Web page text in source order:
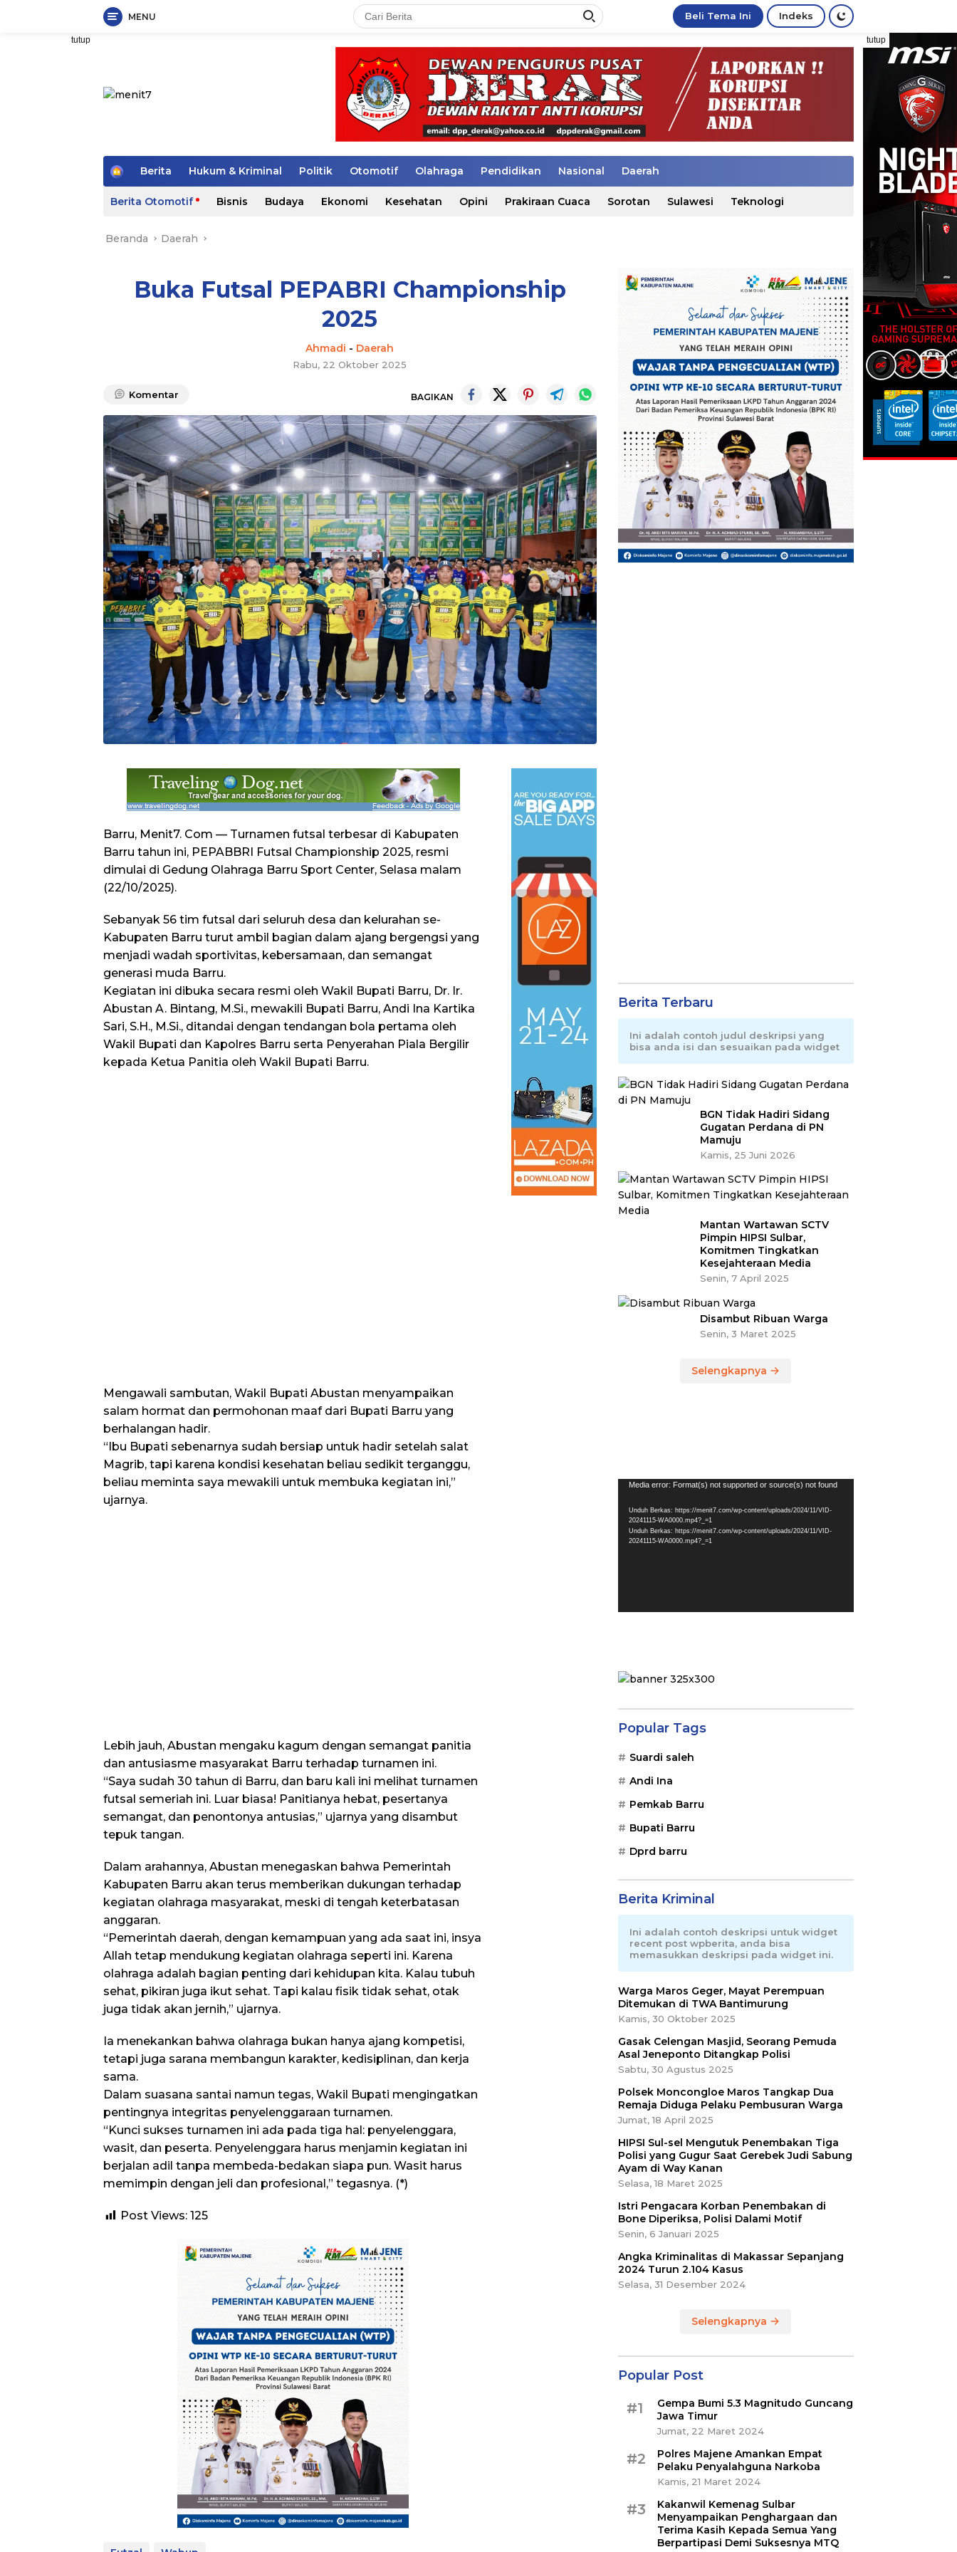
MENU Beli Tema Ini Indeks
tutup tutup
H
m
e
Berita Hukum & Kriminal Politik Otomotif Olahraga Pendidikan Nasional Daerah
Berita Otomotif Bisnis Budaya Ekonomi Kesehatan Opini Prakiraan Cuaca Sorotan Sulawesi Teknologi
Beranda Daerah
Buka Futsal PEPABRI Championship
2025
Ahmadi - Daerah
Rabu, 22 Oktober 2025
Komentar BAGIKAN
Barru, Menit7. Com — Turnamen futsal terbesar di Kabupaten
Barru tahun ini, PEPABBRI Futsal Championship 2025, resmi
dimulai di Gedung Olahraga Barru Sport Center, Selasa malam
(22/10/2025).
Sebanyak 56 tim futsal dari seluruh desa dan kelurahan se-
Kabupaten Barru turut ambil bagian dalam ajang bergengsi yang
menjadi wadah sportivitas, kebersamaan, dan semangat
generasi muda Barru.
Kegiatan ini dibuka secara resmi oleh Wakil Bupati Barru, Dr. Ir.
Abustan A. Bintang, M.Si., mewakili Bupati Barru, Andi Ina Kartika
Sari, S.H., M.Si., ditandai dengan tendangan bola pertama oleh
Wakil Bupati dan Kapolres Barru serta Penyerahan Piala Bergilir
kepada Ketua Panitia oleh Wakil Bupati Barru.
Mengawali sambutan, Wakil Bupati Abustan menyampaikan
salam hormat dan permohonan maaf dari Bupati Barru yang
berhalangan hadir.
“Ibu Bupati sebenarnya sudah bersiap untuk hadir setelah salat
Magrib, tapi karena kondisi kesehatan beliau sedikit terganggu,
beliau meminta saya mewakili untuk membuka kegiatan ini,”
ujarnya.
Lebih jauh, Abustan mengaku kagum dengan semangat panitia
dan antusiasme masyarakat Barru terhadap turnamen ini.
“Saya sudah 30 tahun di Barru, dan baru kali ini melihat turnamen
futsal semeriah ini. Luar biasa! Panitianya hebat, pesertanya
semangat, dan penontonya antusias,” ujarnya yang disambut
tepuk tangan.
Dalam arahannya, Abustan menegaskan bahwa Pemerintah
Kabupaten Barru akan terus memberikan dukungan terhadap
kegiatan olahraga masyarakat, meski di tengah keterbatasan
anggaran.
“Pemerintah daerah, dengan kemampuan yang ada saat ini, insya
Allah tetap mendukung kegiatan olahraga seperti ini. Karena
olahraga adalah bagian penting dari kehidupan kita. Kalau tubuh
sehat, pikiran juga ikut sehat. Tapi kalau fisik tidak sehat, otak
juga tidak akan jernih,” ujarnya.
Ia menekankan bahwa olahraga bukan hanya ajang kompetisi,
tetapi juga sarana membangun karakter, kedisiplinan, dan kerja
sama.
Dalam suasana santai namun tegas, Wakil Bupati mengingatkan
pentingnya integritas penyelenggaraan turnamen.
“Kunci sukses turnamen ini ada pada tiga hal: penyelenggara,
wasit, dan peserta. Penyelenggara harus menjamin kegiatan ini
berjalan adil tanpa membeda-bedakan siapa pun. Wasit harus
memimpin dengan jeli dan profesional,” tegasnya. (*)
Post Views: 125
Berita Terbaru
Ini adalah contoh judul deskripsi yang
bisa anda isi dan sesuaikan pada widget
BGN Tidak Hadiri Sidang
Gugatan Perdana di PN
Mamuju
Kamis, 25 Juni 2026
Mantan Wartawan SCTV
Pimpin HIPSI Sulbar,
Komitmen Tingkatkan
Kesejahteraan Media
Senin, 7 April 2025
Disambut Ribuan Warga
Senin, 3 Maret 2025
Selengkapnya
Pemutar
Media error: Format(s) not supported or source(s) not found
Unduh Berkas: https://menit7.com/wp-content/uploads/2024/11/VID-
20241115-WA0000.mp4?_=1
Unduh Berkas: https://menit7.com/wp-content/uploads/2024/11/VID-
20241115-WA0000.mp4?_=1
Popular Tags
Suardi saleh
Andi Ina
Pemkab Barru
Bupati Barru
Dprd barru
Berita Kriminal
Ini adalah contoh deskripsi untuk widget
recent post wpberita, anda bisa
memasukkan deskripsi pada widget ini.
Warga Maros Geger, Mayat Perempuan
Ditemukan di TWA Bantimurung
Kamis, 30 Oktober 2025
Gasak Celengan Masjid, Seorang Pemuda
Asal Jeneponto Ditangkap Polisi
Sabtu, 30 Agustus 2025
Polsek Moncongloe Maros Tangkap Dua
Remaja Diduga Pelaku Pembusuran Warga
Jumat, 18 April 2025
HIPSI Sul-sel Mengutuk Penembakan Tiga
Polisi yang Gugur Saat Gerebek Judi Sabung
Ayam di Way Kanan
Selasa, 18 Maret 2025
Istri Pengacara Korban Penembakan di
Bone Diperiksa, Polisi Dalami Motif
Senin, 6 Januari 2025
Angka Kriminalitas di Makassar Sepanjang
2024 Turun 2.104 Kasus
Selasa, 31 Desember 2024
Selengkapnya
Popular Post
#1
Gempa Bumi 5.3 Magnitudo Guncang
Jawa Timur
Jumat, 22 Maret 2024
#2
Polres Majene Amankan Empat
Pelaku Penyalahguna Narkoba
Kamis, 21 Maret 2024
#3
Kakanwil Kemenag Sulbar
Menyampaikan Penghargaan dan
Terima Kasih Kepada Semua Yang
Berpartipasi Demi Suksesnya MTQ